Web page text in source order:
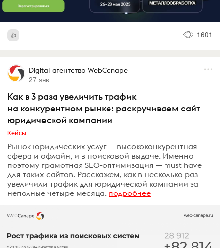
1601
Digital-агентство WebCanape
27 янв
Как в 3 раза увеличить трафик
на конкурентном рынке: раскручиваем сайт
юридической компании
Кейсы
Рынок юридических услуг — высококонкурентная
сфера и офлайн, и в поисковой выдаче. Именно
поэтому грамотная SEO-оптимизация — must have
для таких сайтов. Расскажем, как в несколько раз
увеличили трафик для юридической компании за
неполные четыре месяца. подробнее